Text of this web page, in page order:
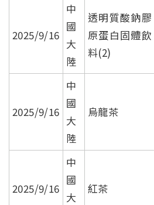
2025/9/16
中
國
大
陸
透明質酸鈉膠
原蛋白固體飲
料(2)
2025/9/16
中
國
大
陸
烏龍茶
2025/9/16
中
國
大
紅茶